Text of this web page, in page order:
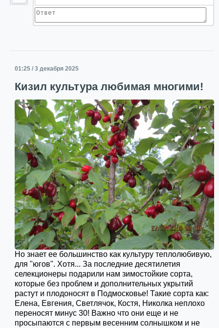
01:25 / 3 декабря 2025
Кизил культура любимая многими!
Но знает ее большинство как культуру теплолюбивую,
для "югов". Хотя... За последние десятилетия
селекционеры подарили нам зимостойкие сорта,
которые без проблем и дополнительных укрытий
растут и плодоносят в Подмосковье! Такие сорта как:
Елена, Евгения, Светлячок, Костя, Николка неплохо
переносят минус 30! Важно что они еще и не
просыпаются с первым весенним солнышком и не